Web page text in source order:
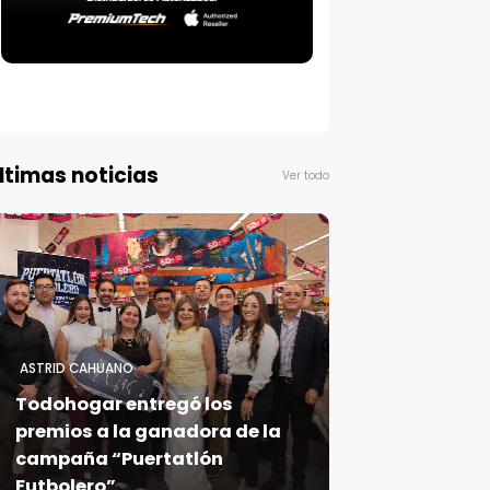
noticias Ver todo
ASTRID CAHUANO
Todohogar entregó los
premios a la ganadora de la
campaña “Puertatlón